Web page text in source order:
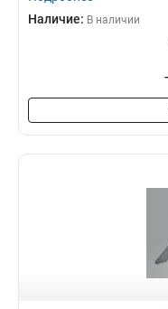
Наличие: В наличии